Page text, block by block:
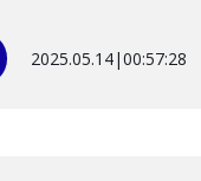
2025.05.14|00:57:28